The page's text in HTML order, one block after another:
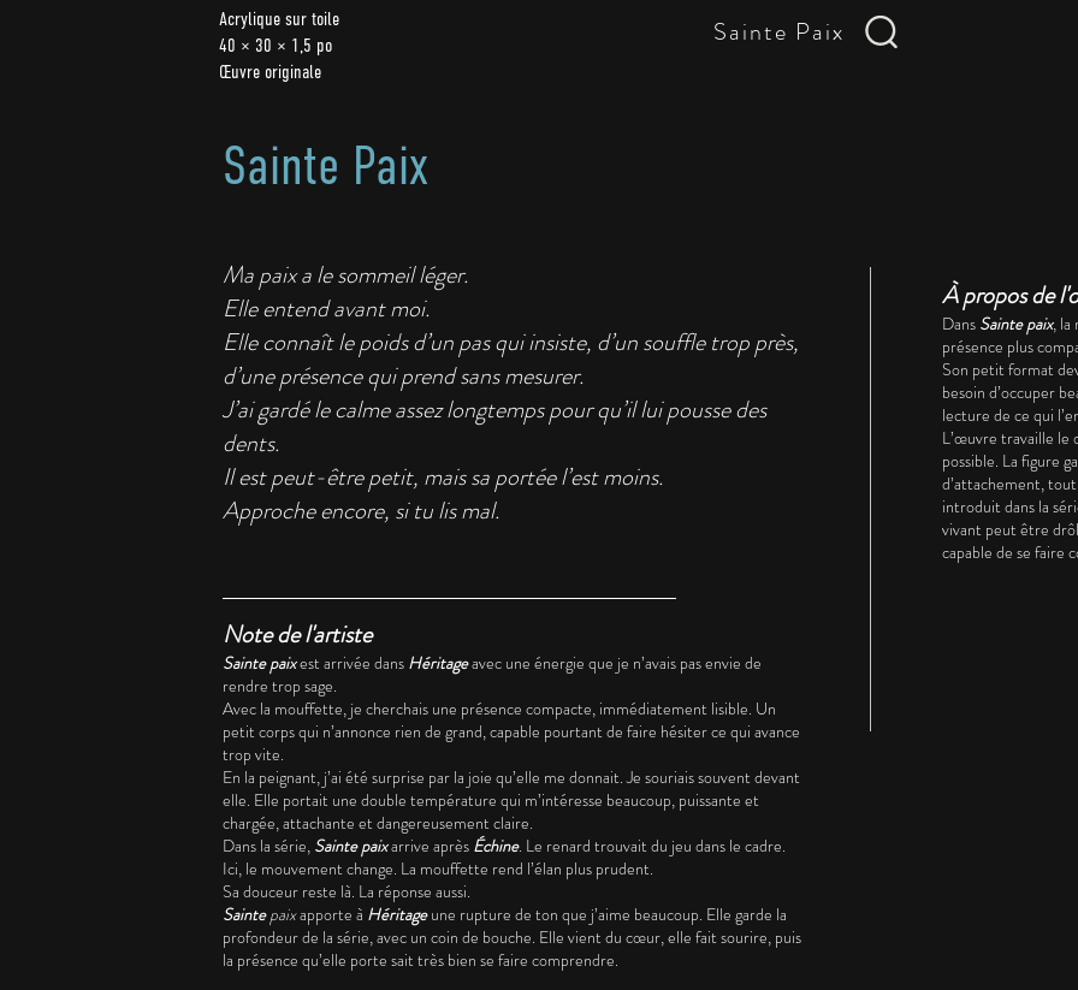
Sainte Paix
Acrylique sur toile
40 × 30 × 1,5 po
Œuvre originale
Sainte Paix
Ma paix a le sommeil léger.
Elle entend avant moi.
Elle connaît le poids d’un pas qui insiste, d’un souffle trop près,
d’une présence qui prend sans mesurer.
J’ai gardé le calme assez longtemps pour qu’il lui pousse des
dents.
Il est peut-être petit, mais sa portée l’est moins.
Approche encore, si tu lis mal.
Note de l'artiste
Sainte paixest arrivée dans Héritageavec une énergie que je n’avais pas envie de
rendre trop sage.
Avec la mouffette, je cherchais une présence compacte, immédiatement lisible. Un
petit corps qui n’annonce rien de grand, capable pourtant de faire hésiter ce qui avance
trop vite.
En la peignant, j’ai été surprise par la joie qu’elle me donnait. Je souriais souvent devant
elle. Elle portait une double température qui m’intéresse beaucoup, puissante et
chargée, attachante et dangereusement claire.
Dans la série, Sainte paixarrive après Échine. Le renard trouvait du jeu dans le cadre.
Ici, le mouvement change. La mouffette rend l’élan plus prudent.
Sa douceur reste là. La réponse aussi.
Saintepaixapporte à Héritageune rupture de ton que j’aime beaucoup. Elle garde la
profondeur de la série, avec un coin de bouche. Elle vient du cœur, elle fait sourire, puis
la présence qu’elle porte sait très bien se faire comprendre.
À propos de
Dans Sainte paix, la
présence plus
Son petit format
besoin d’occuper
lecture de ce qui
L’œuvre travaille le
possible. La figure
d’attachement,
introduit dans la
vivant peut être
capable de se faire